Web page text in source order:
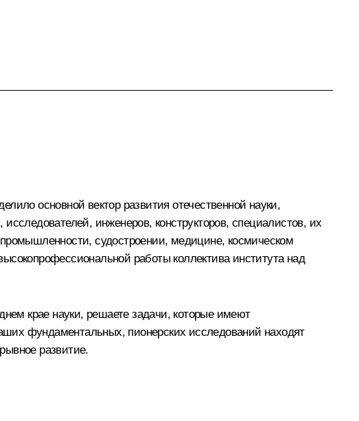
основной вектор развития отечественной науки,
инженеров, конструкторов, специалистов, их
судостроении, медицине, космическом
работы коллектива института над
крае науки, решаете задачи, которые имеют
фундаментальных, пионерских исследований находят
развитие.